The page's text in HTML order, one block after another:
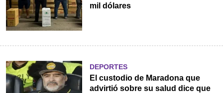
mil dólares
DEPORTES
El custodio de Maradona que
advirtió sobre su salud dice que